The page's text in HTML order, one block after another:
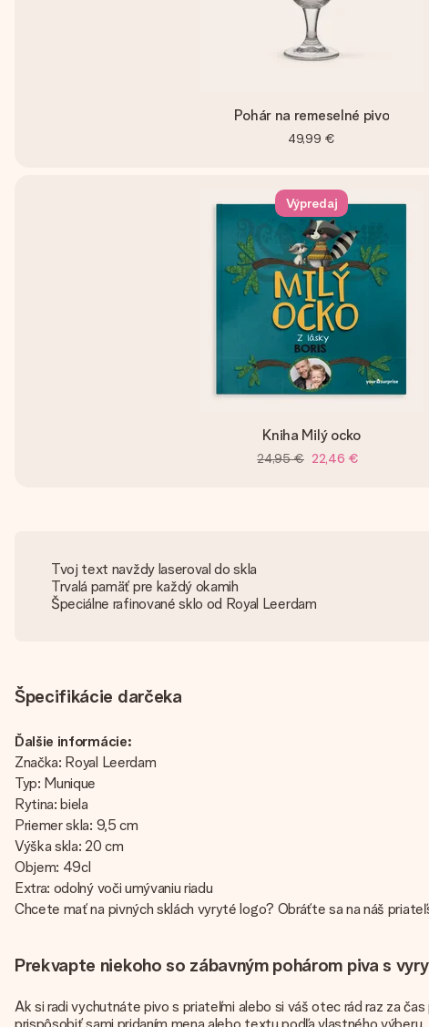
Pohár na remeselné pivo
49,99 €
Výpredaj
Kniha Milý ocko
24,95 € 22,46 €
Tvoj text navždy laseroval do skla
Trvalá pamäť pre každý okamih
Špeciálne rafinované sklo od Royal Leerdam
Špecifikácie darčeka
Ďalšie informácie:
Značka: Royal Leerdam
Typ: Munique
Rytina: biela
Priemer skla: 9,5 cm
Výška skla: 20 cm
Objem: 49cl
Extra: odolný voči umývaniu riadu
Chcete mať na pivných sklách vyryté logo? Obráťte sa na náš
Prekvapte niekoho so zábavným pohárom piva s
Ak si radi vychutnáte pivo s priateľmi alebo si váš otec rád raz za